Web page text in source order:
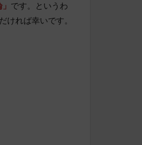
です。というわ
ければ幸いです。